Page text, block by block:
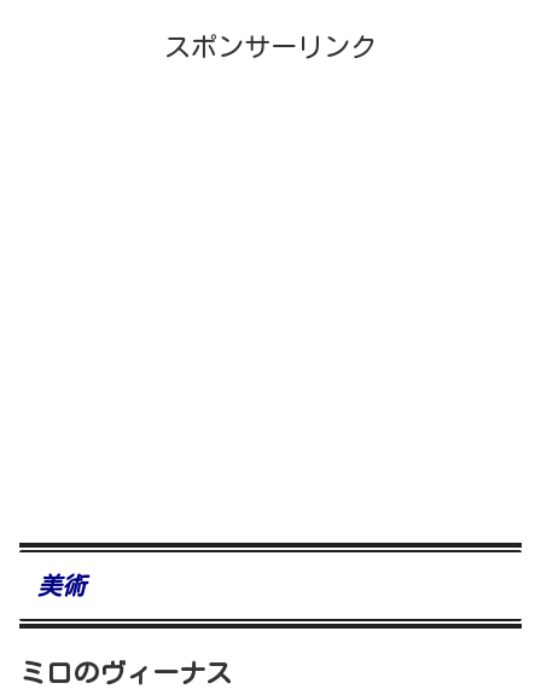
スポンサーリンク
美術
ミロのヴィーナス